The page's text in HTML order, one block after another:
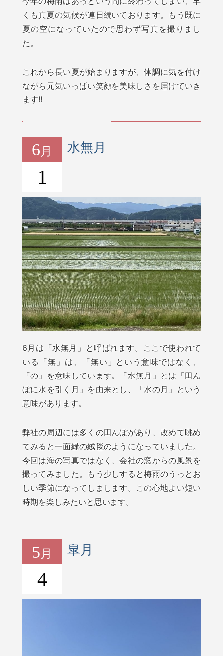
くも真夏の気候が連日続いております。もう既に
夏の空になっていたので思わず写真を撮りまし
た。
これから長い夏が始まりますが、体調に気を付け
ながら元気いっぱい笑顔を美味しさを届けていき
ます!!
6 月
1
水無月
6月は「水無月」と呼ばれます。ここで使われて
いる「無」は、「無い」という意味ではなく、
「の」を意味しています。「水無月」とは「田ん
ぼに水を引く月」を由来とし、「水の月」という
意味があります。
弊社の周辺には多くの田んぼがあり、改めて眺め
てみると一面緑の絨毯のようになっていました。
今回は海の写真ではなく、会社の窓からの風景を
撮ってみました。もう少しすると梅雨のうっとお
しい季節になってしまします。この心地よい短い
時期を楽しみたいと思います。
5 月
4
皐月